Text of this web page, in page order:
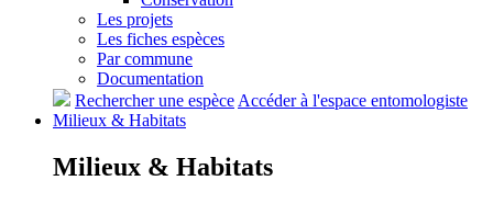
Les projets
Les fiches espèces
Par commune
Documentation
Rechercher une espèce Accéder à l'espace entomologiste
Milieux & Habitats
Milieux & Habitats